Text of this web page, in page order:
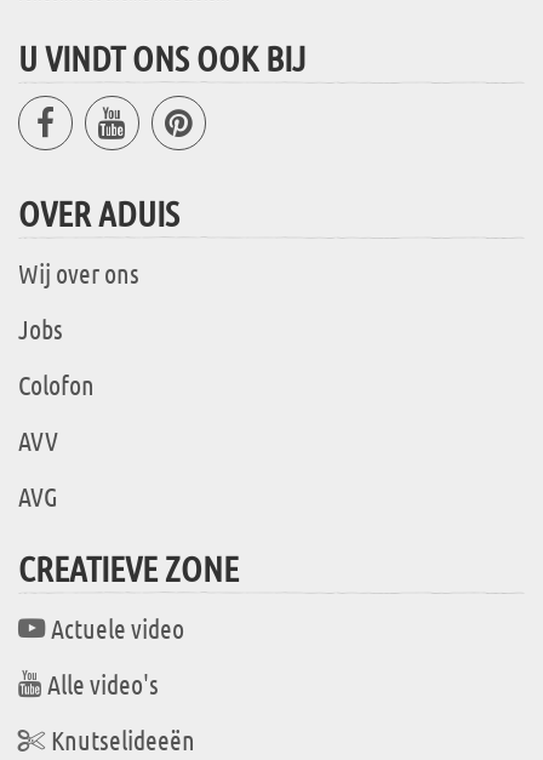
U VINDT ONS OOK BIJ
OVER ADUIS
Wij over ons
Jobs
Colofon
AVV
AVG
CREATIEVE ZONE
Actuele video
Alle video's
Knutselideeën